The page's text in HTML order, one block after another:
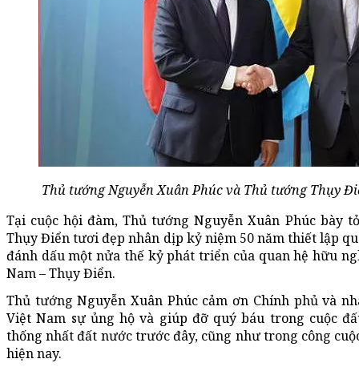
Thủ tướng Nguyễn Xuân Phúc và Thủ tướng Thụy
Tại cuộc hội đàm, Thủ tướng Nguyễn Xuân Phúc bày
Thụy Điển tươi đẹp nhân dịp kỷ niệm 50 năm thiết lập
đánh dấu một nửa thế kỷ phát triển của quan hệ hữu
Nam – Thụy Điển.
Thủ tướng Nguyễn Xuân Phúc cảm ơn Chính phủ và
Việt Nam sự ủng hộ và giúp đỡ quý báu trong cuộc
thống nhất đất nước trước đây, cũng như trong công
hiện nay.